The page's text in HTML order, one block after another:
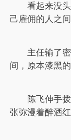
看起来没
己雇佣的人之间
主任输了
间，原本漆黑
陈飞伸手
张弥漫着醉酒